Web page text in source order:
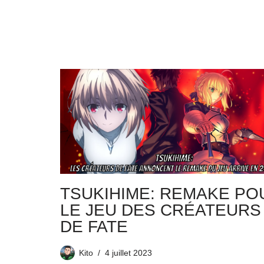
TSUKIHIME: REMAKE
LE JEU DES CRÉATEURS
DE FATE
Kito 4 juillet 2023